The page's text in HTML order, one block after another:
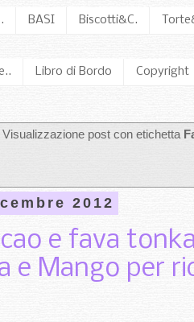
BASI Biscotti&C.
Libro di Bordo Copyright
Visualizzazione post con etichetta
2012
e fava
e Mango per